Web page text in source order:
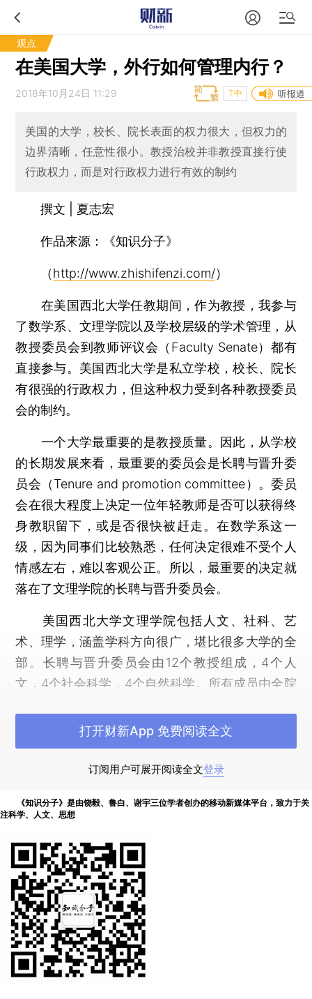
观点
在美国大学，外行如何管理内行？
2018年10月24日 11:29 听报道
T中
美国的大学，校长、院长表面的权力很大，但权力的
边界清晰，任意性很小。教授治校并非教授直接行使
行政权力，而是对行政权力进行有效的制约
撰文 | 夏志宏
作品来源：《知识分子》
（http://www.zhishifenzi.com/）
在美国西北大学任教期间，作为教授，我参与
了数学系、文理学院以及学校层级的学术管理，从
教授委员会到教师评议会（Faculty Senate）都有
直接参与。美国西北大学是私立学校，校长、院长
有很强的行政权力，但这种权力受到各种教授委员
会的制约。
一个大学最重要的是教授质量。因此，从学校
的长期发展来看，最重要的委员会是长聘与晋升委
员会（Tenure and promotion committee）。委员
会在很大程度上决定一位年轻教师是否可以获得终
身教职留下，或是否很快被赶走。在数学系这一
级，因为同事们比较熟悉，任何决定很难不受个人
情感左右，难以客观公正。所以，最重要的决定就
落在了文理学院的长聘与晋升委员会。
美国西北大学文理学院包括人文、社科、艺
术、理学，涵盖学科方向很广，堪比很多大学的全
部。长聘与晋升委员会由12个教授组成，4个人
文，4个社会科学，4个自然科学。所有成员由全院
职务，都是活跃在各个领域的教授们，而且大多为
年轻的正教授。
在我还算年轻的时候，我有幸在委员会服务三
年。为了便于安排，委员会会议一般都安排在晚
上，每次开会都开到很晚。参会的除12名委员外，
还有文理学院院长与分管教授事务的副院长。副院
长只是助手，院长非正式委员，无权发表自己的意
见，无权投票，在场只是听取大家意见及提问一些
问题。但院长有否决委员会决定的权力。
委员会有回避制度，牵涉数学系所有讨论我必
须回避。道理很简单：委员会会考虑数学系的集体
意见，而我在数学系应该已经充分表达了想法，如
订阅用户可展开阅读全文登录
打开财新App 免费阅读全文
《知识分子》是由饶毅、鲁白、谢宇三位学者创办的移动新媒体平台，致力于关
注科学、人文、思想